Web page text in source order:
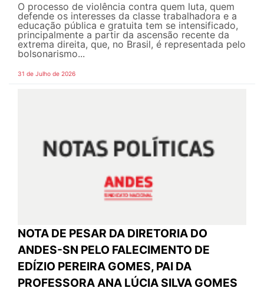
O processo de violência contra quem luta, quem
defende os interesses da classe trabalhadora e a
educação pública e gratuita tem se intensificado,
principalmente a partir da ascensão recente da
extrema direita, que, no Brasil, é representada pelo
bolsonarismo...
31 de Julho de 2026
NOTA DE PESAR DA DIRETORIA DO
ANDES-SN PELO FALECIMENTO DE
EDÍZIO PEREIRA GOMES, PAI DA
PROFESSORA ANA LÚCIA SILVA GOMES